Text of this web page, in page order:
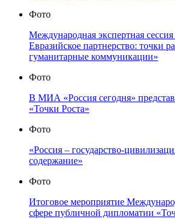
Фото
Международная экспертная
Евразийское партнерство: точки
гуманитарные коммуникации»
Фото
В МИА «Россия сегодня»
«Точки Роста»
Фото
«Россия – государство-
содержание»
Фото
Итоговое мероприятие
сфере публичной дипломатии